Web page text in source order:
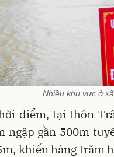
Nhiều khu vực ở
điểm, tại thôn
ngập gần 500m
khiến hàng trăm